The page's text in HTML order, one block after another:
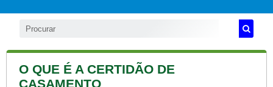
O QUE É A CERTIDÃO DE
CASAMENTO